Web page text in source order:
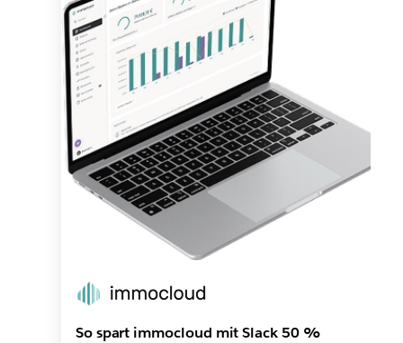
So spart immocloud mit Slack 50 %